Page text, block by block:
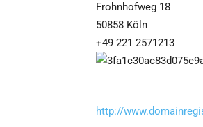
Frohnhofweg 18
50858 Köln
+49 221 2571213
http://